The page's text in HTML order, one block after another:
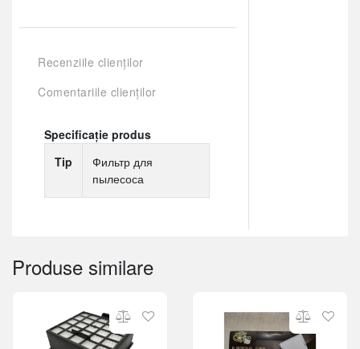
Recenziile clienților
Comentariile clienților
Specificație produs
Tip
Фильтр для
пылесоса
Produse similare